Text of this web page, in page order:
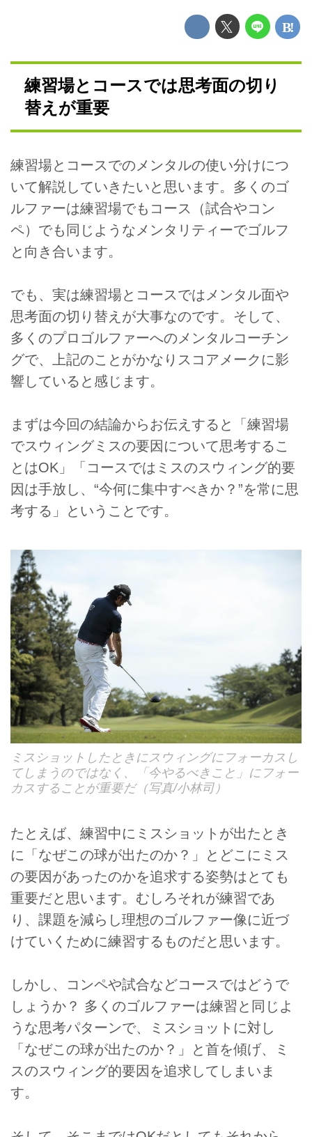
練習場とコースでは思考面の切り
替えが重要
練習場とコースでのメンタルの使い分けにつ
いて解説していきたいと思います。多くのゴ
ルファーは練習場でもコース（試合やコン
ペ）でも同じようなメンタリティーでゴルフ
と向き合います。
でも、実は練習場とコースではメンタル面や
思考面の切り替えが大事なのです。そして、
多くのプロゴルファーへのメンタルコーチン
グで、上記のことがかなりスコアメークに影
響していると感じます。
まずは今回の結論からお伝えすると「練習場
でスウィングミスの要因について思考するこ
とはOK」「コースではミスのスウィング的要
因は手放し、“今何に集中すべきか？”を常に思
考する」ということです。
ミスショットしたときにスウィングにフォーカスし
てしまうのではなく、「今やるべきこと」にフォー
カスすることが重要だ（写真/小林司）
たとえば、練習中にミスショットが出たとき
に「なぜこの球が出たのか？」とどこにミス
の要因があったのかを追求する姿勢はとても
重要だと思います。むしろそれが練習であ
り、課題を減らし理想のゴルファー像に近づ
けていくために練習するものだと思います。
しかし、コンペや試合などコースではどうで
しょうか？ 多くのゴルファーは練習と同じよ
うな思考パターンで、ミスショットに対し
「なぜこの球が出たのか？」と首を傾げ、ミ
スのスウィング的要因を追求してしまいま
す。